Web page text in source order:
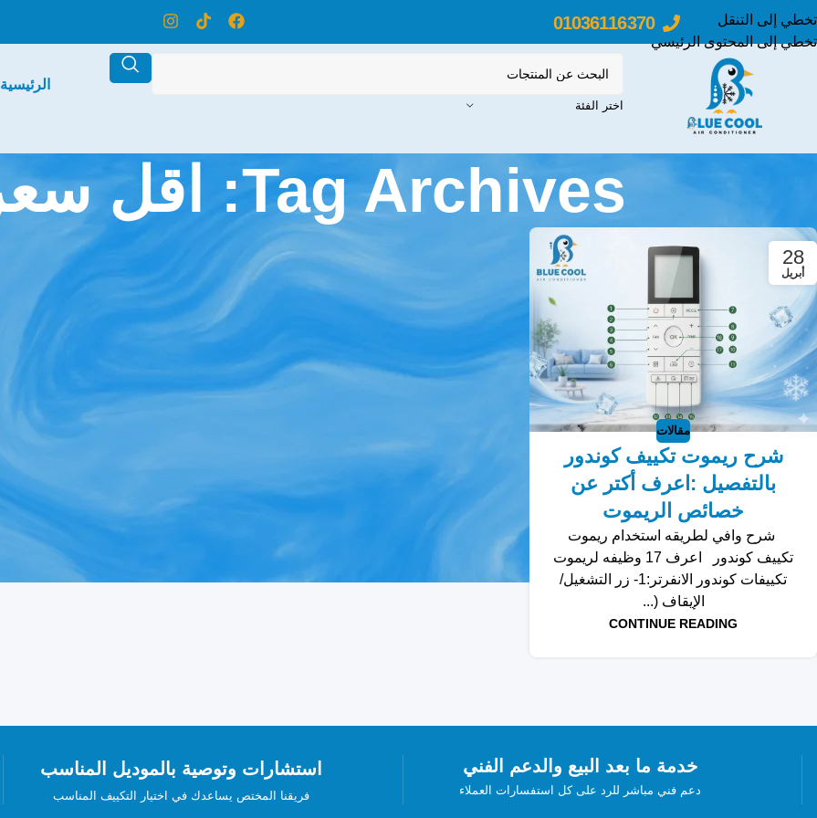
تخطي إلى التنقل
تخطي إلى المحتوى الرئيسي
01036116370
اختر الفئة
الرئيسية
Tag Archives: اقل سعر تكييف
28
أبريل
مقالات
شرح ريموت تكييف كوندور
بالتفصيل :اعرف أكتر عن
خصائص الريموت
شرح وافي لطريقه استخدام ريموت
تكييف كوندور اعرف 17 وظيفه لريموت
تكييفات كوندور الانفرتر:1- زر التشغيل/
الإيقاف (...
CONTINUE READING
خدمة ما بعد البيع والدعم الفني
دعم فني مباشر للرد على كل استفسارات العملاء
استشارات وتوصية بالموديل المناسب
فريقنا المختص يساعدك في اختيار التكييف المناسب